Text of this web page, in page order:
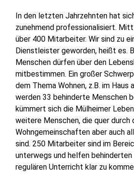
In den letzten Jahrzehnten hat
zunehmend professionalisiert.
über 400 Mitarbeiter. Wir sind zu
Dienstleister geworden, heißt es.
Menschen dürfen über den
mitbestimmen. Ein großer
dem Thema Wohnen, z.B. im Haus
werden 33 behinderte Menschen
kümmert sich die Mülheimer
weitere Menschen, die quer durch
Wohngemeinschaften aber auch
sind. 250 Mitarbeiter sind im
unterwegs und helfen behinderten
regulären Unterricht klar zu